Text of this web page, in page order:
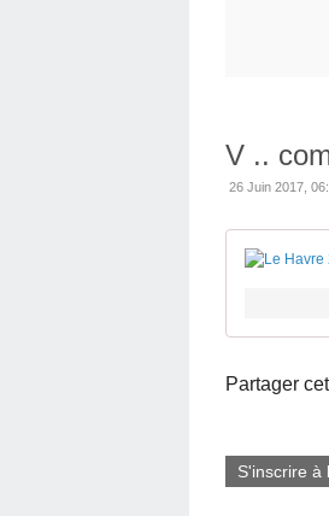
V ..
26 Juin 2017,
Partager
S'inscrire à